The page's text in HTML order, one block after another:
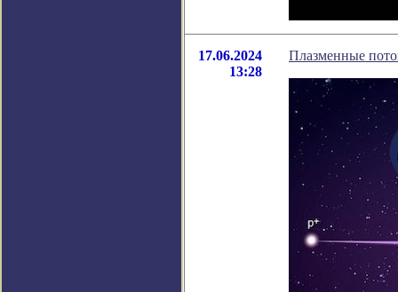
17.06.2024
13:28
Плазменные